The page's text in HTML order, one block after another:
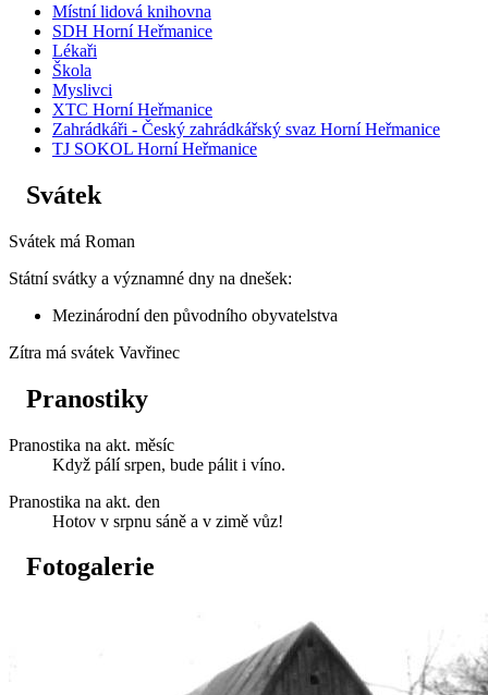
Místní lidová knihovna
SDH Horní Heřmanice
Lékaři
Škola
Myslivci
XTC Horní Heřmanice
Zahrádkáři - Český zahrádkářský svaz Horní Heřmanice
TJ SOKOL Horní Heřmanice
Svátek
Svátek má Roman
Státní svátky a významné dny na dnešek:
Mezinárodní den původního obyvatelstva
Zítra má svátek Vavřinec
Pranostiky
Pranostika na akt. měsíc
Když pálí srpen, bude pálit i víno.
Pranostika na akt. den
Hotov v srpnu sáně a v zimě vůz!
Fotogalerie